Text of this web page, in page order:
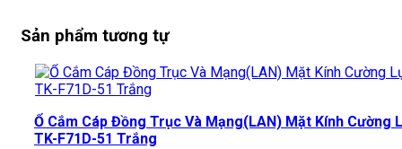
Sản phẩm tương tự
Ổ Cắm Cáp Đồng Trục Và Mạng(LAN) Mặt Kính Cường
TK-F71D-51 Trắng